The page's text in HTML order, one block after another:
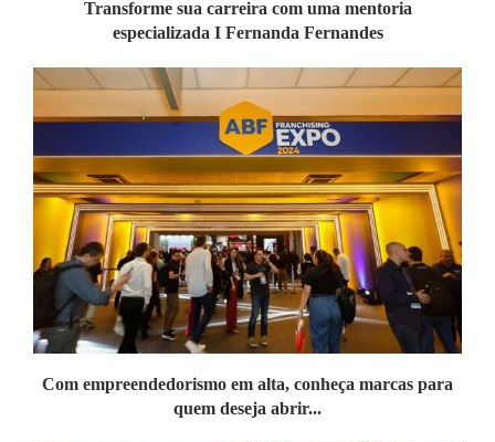
Transforme sua carreira com uma mentoria
especializada I Fernanda Fernandes
Com empreendedorismo em alta, conheça marcas para
quem deseja abrir...